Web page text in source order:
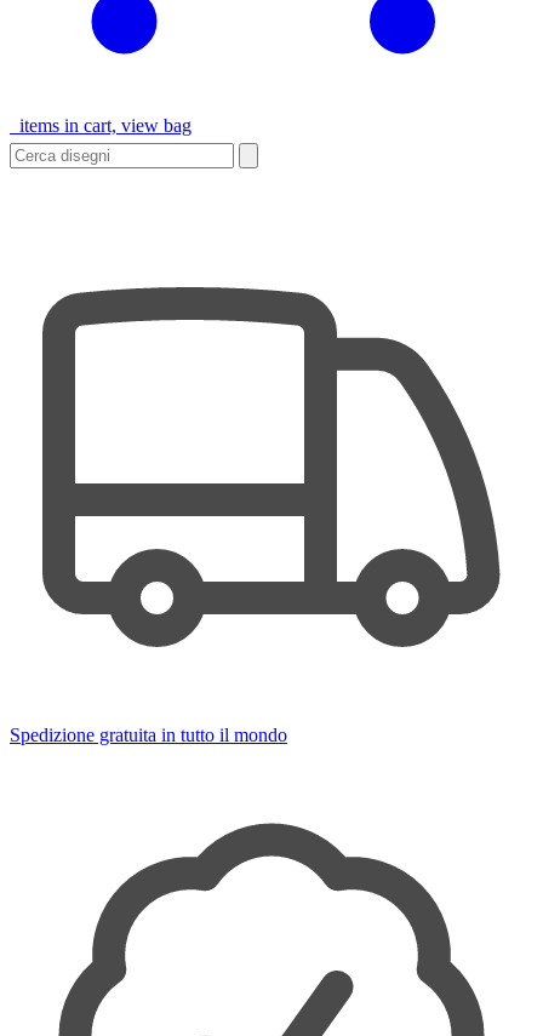
items in cart, view bag
Spedizione gratuita in tutto il mondo